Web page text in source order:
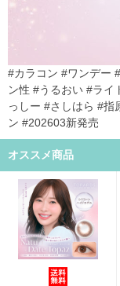
#カラコン #ワンデー
ン性 #うるおい #ライ
っしー #さしはら #指
ン #202603新発売
オススメ商品